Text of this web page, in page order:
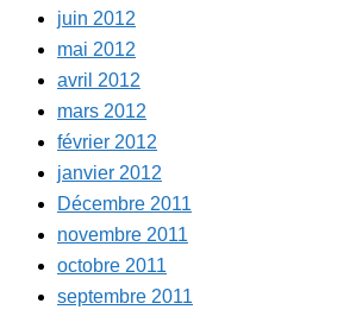
juin 2012
mai 2012
avril 2012
mars 2012
février 2012
janvier 2012
Décembre 2011
novembre 2011
octobre 2011
septembre 2011